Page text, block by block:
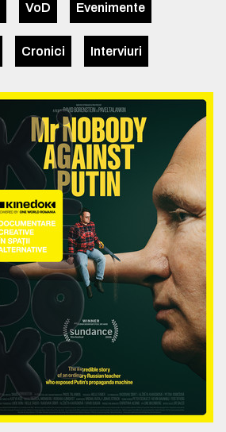
VoD Evenimente
Cronici Interviuri